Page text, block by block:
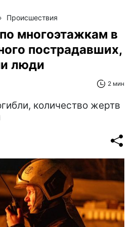
Происшествия
многоэтажкам в
пострадавших,
люди
2 мин
количество жертв